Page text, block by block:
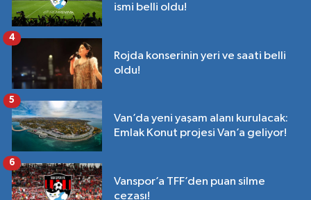
ismi belli oldu!
Rojda konserinin yeri ve saati belli
oldu!
4
Van’da yeni yaşam alanı kurulacak:
Emlak Konut projesi Van’a geliyor!
5
Vanspor’a TFF’den puan silme
cezası!
6